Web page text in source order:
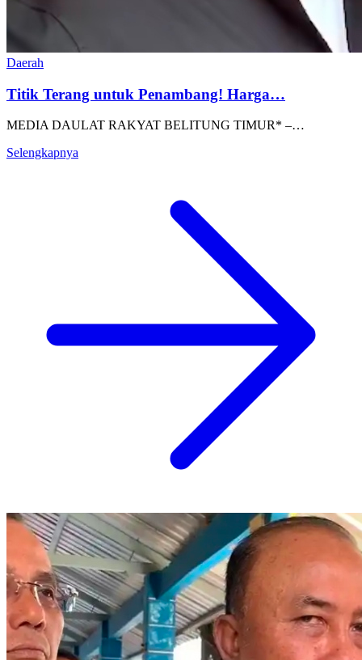
Daerah
Titik Terang untuk Penambang! Harga…
MEDIA DAULAT RAKYAT BELITUNG TIMUR* –…
Selengkapnya